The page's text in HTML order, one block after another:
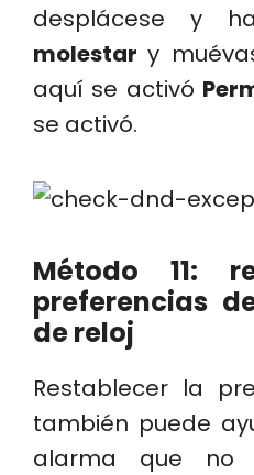
desplácese y
molestary
aquí se activó
se activó.
Método 11:
preferencias
de reloj
Restablecer la
también puede
alarma que no